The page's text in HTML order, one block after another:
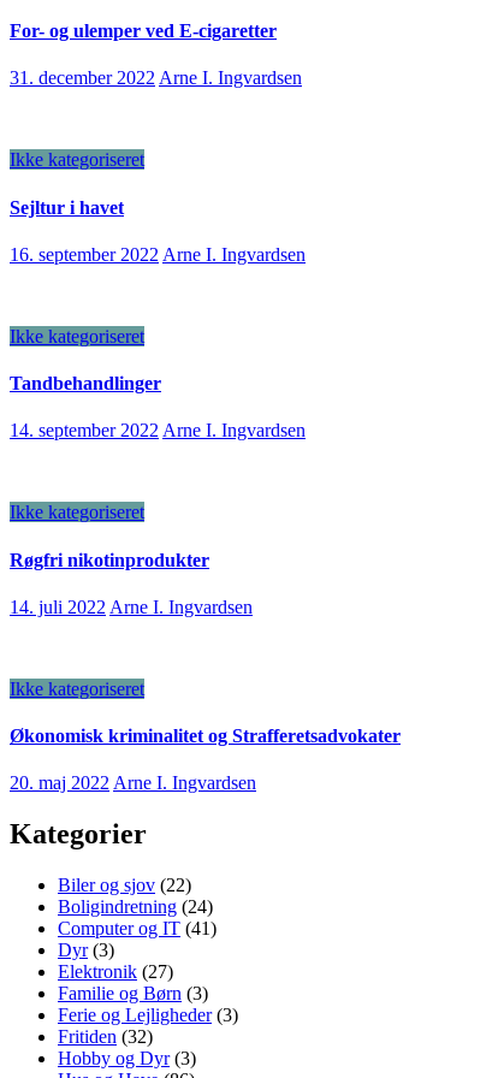
For- og ulemper ved E-cigaretter
31. december 2022 Arne I. Ingvardsen
Ikke kategoriseret
Sejltur i havet
16. september 2022 Arne I. Ingvardsen
Ikke kategoriseret
Tandbehandlinger
14. september 2022 Arne I. Ingvardsen
Ikke kategoriseret
Røgfri nikotinprodukter
14. juli 2022 Arne I. Ingvardsen
Ikke kategoriseret
Økonomisk kriminalitet og Strafferetsadvokater
20. maj 2022Arne I. Ingvardsen
Kategorier
Biler og sjov (22)
Boligindretning (24)
Computer og IT (41)
Dyr(3)
Elektronik (27)
Familie og Børn (3)
Ferie og Lejligheder(3)
Fritiden (32)
Hobby og Dyr(3)